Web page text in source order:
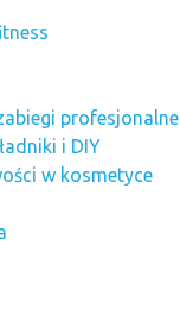
profesjonalne
i DIY
w kosmetyce